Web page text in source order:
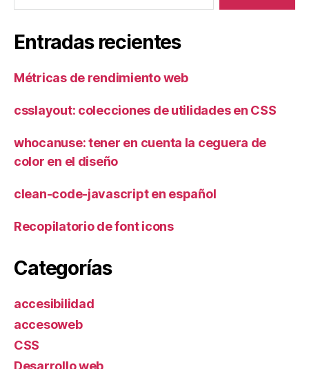
Entradas recientes
Métricas de rendimiento web
csslayout: colecciones de utilidades en CSS
whocanuse: tener en cuenta la ceguera de
color en el diseño
clean-code-javascript en español
Recopilatorio de font icons
Categorías
accesibilidad
accesoweb
CSS
Desarrollo web